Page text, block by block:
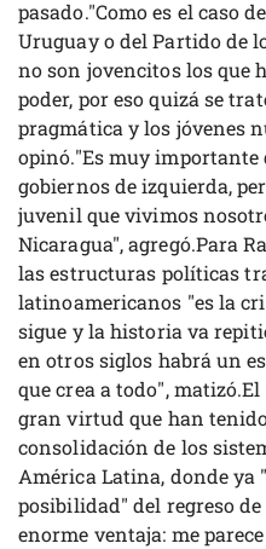
pasado."Como es el caso
Uruguay o del Partido de
no son jovencitos los que
poder, por eso quizá se
pragmática y los jóvenes
opinó."Es muy importante
gobiernos de izquierda,
juvenil que vivimos
Nicaragua", agregó.Para
las estructuras políticas
latinoamericanos "es la
sigue y la historia va
en otros siglos habrá un
que crea a todo",
gran virtud que han
consolidación de los
América Latina, donde
posibilidad" del regreso
enorme ventaja: me